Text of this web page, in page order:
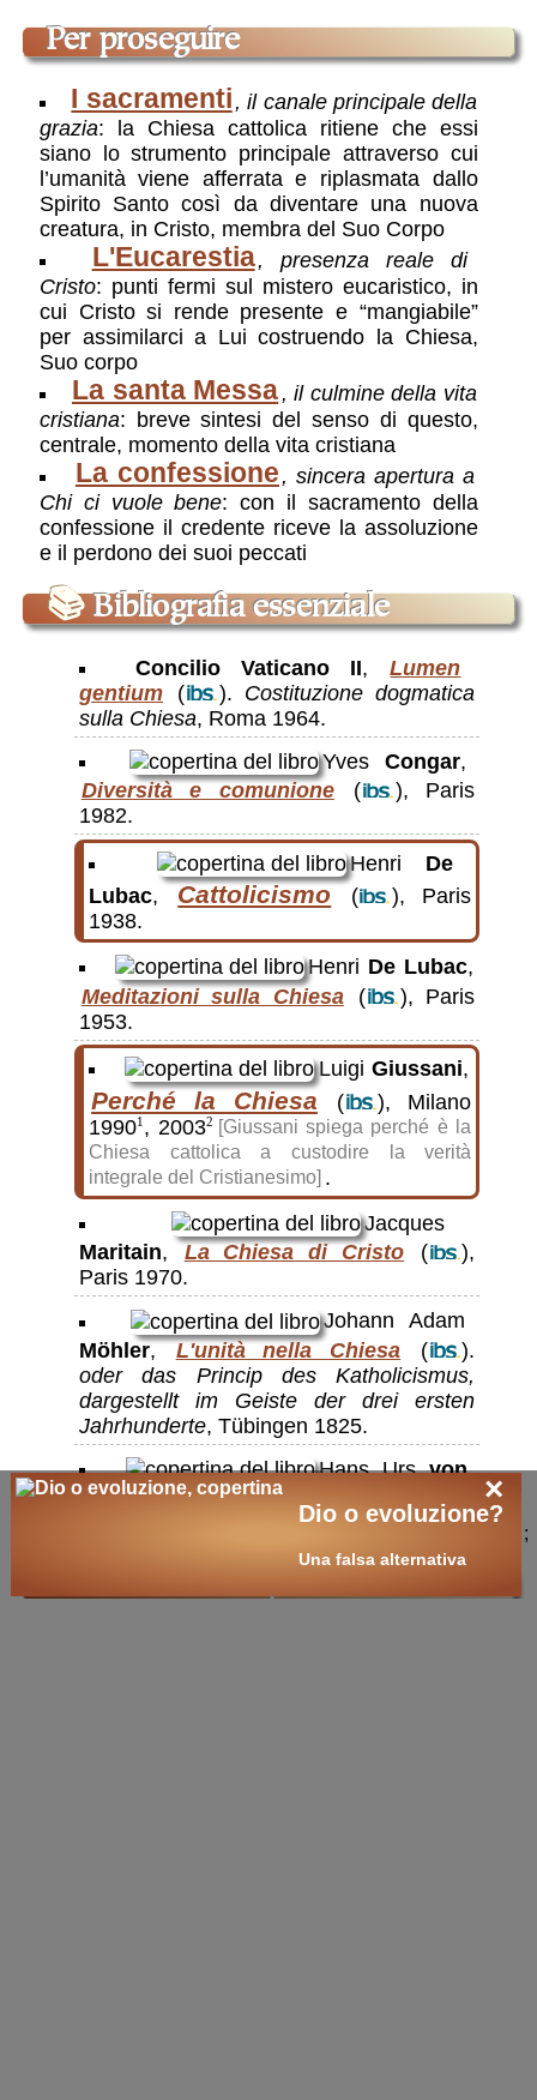
per proseguire
I sacramenti , il canale principale della
grazia: la Chiesa cattolica ritiene che essi
siano lo strumento principale attraverso cui
l’umanità viene afferrata e riplasmata dallo
Spirito Santo così da diventare una nuova
creatura, in Cristo, membra del Suo Corpo
L'Eucarestia, presenza reale di
Cristo: punti fermi sul mistero eucaristico, in
cui Cristo si rende presente e “mangiabile”
per assimilarci a Lui costruendo la Chiesa,
Suo corpo
La santa Messa , il culmine della vita
cristiana: breve sintesi del senso di questo,
centrale, momento della vita cristiana
La confessione , sincera apertura a
Chi ci vuole bene: con il sacramento della
confessione il credente riceve la assoluzione
e il perdono dei suoi peccati
📚 Bibliografia essenziale
Concilio Vaticano II, Lumen
gentium ( ). Costituzione dogmatica
sulla Chiesa, Roma 1964.
Yves Congar,
Diversità e comunione (
), Paris
1982.
Henri De
Lubac, Cattolicismo (
), Paris
1938.
Henri De Lubac,
Meditazioni sulla Chiesa (
), Paris
1953.
LuigiGiussani,
Perché la Chiesa (
), Milano
19901 , 20032
[Giussani spiega perché è la
Chiesa cattolica a custodire la verità
integrale del Cristianesimo] .
Jacques
Maritain, La Chiesa di Cristo (
),
Paris 1970.
Johann Adam
Möhler,L'unità nella Chiesa (
).
oder das Princip des Katholicismus,
dargestellt im Geiste der drei ersten
Jahrhunderte, Tübingen 1825.
Hans Ursvon
Balthasar, Sponsa Verbi
Skizzen
, Einsiedeln 1967.
ricerche / acquisti
×
Dio o evoluzione?
Una falsa alternativa
;